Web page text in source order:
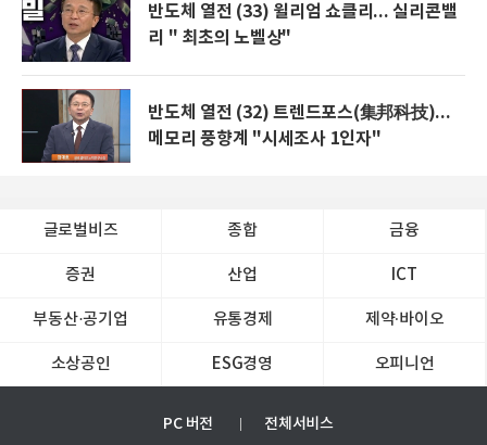
반도체 열전 (33) 윌리엄 쇼클리... 실리콘밸
리 " 최초의 노벨상"
반도체 열전 (32) 트렌드포스(集邦科技)...
메모리 풍향계 "시세조사 1인자"
글로벌비즈 종합 금융
증권 산업 ICT
부동산·공기업 유통경제 제약∙바이오
소상공인 ESG경영 오피니언
PC 버전 전체서비스